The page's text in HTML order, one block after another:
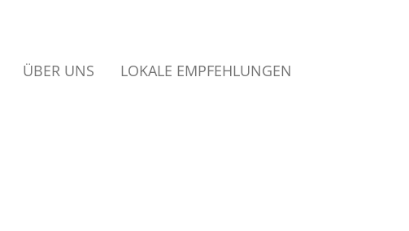
ÜBER UNS
LOKALE EMPFEHLUNGEN